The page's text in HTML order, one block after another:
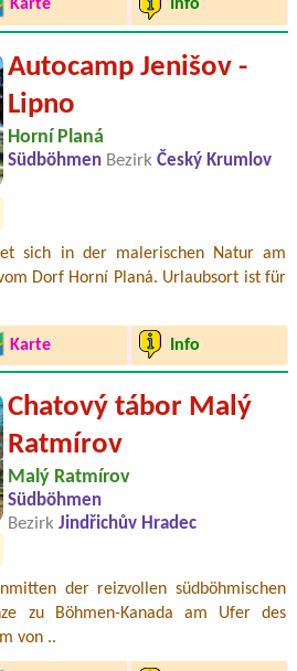
Karte Info
Autocamp Jenišov -
Lipno
Horní Planá
Südböhmen Bezirk Český Krumlov
sich in der malerischen Natur am
Dorf Horní Planá. Urlaubsort ist für
Karte Info
Chatový tábor Malý
Ratmírov
Malý Ratmírov
Südböhmen
Bezirk Jindřichův Hradec
der reizvollen südböhmischen
zu Böhmen-Kanada am Ufer des
von ..